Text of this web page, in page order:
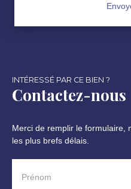
INTÉRESSÉ PAR CE BIEN ?
Contactez-nous
Merci de remplir le formulaire,
les plus brefs délais.
Prénom